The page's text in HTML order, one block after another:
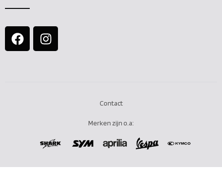
Merken zijn o.a:
Contact